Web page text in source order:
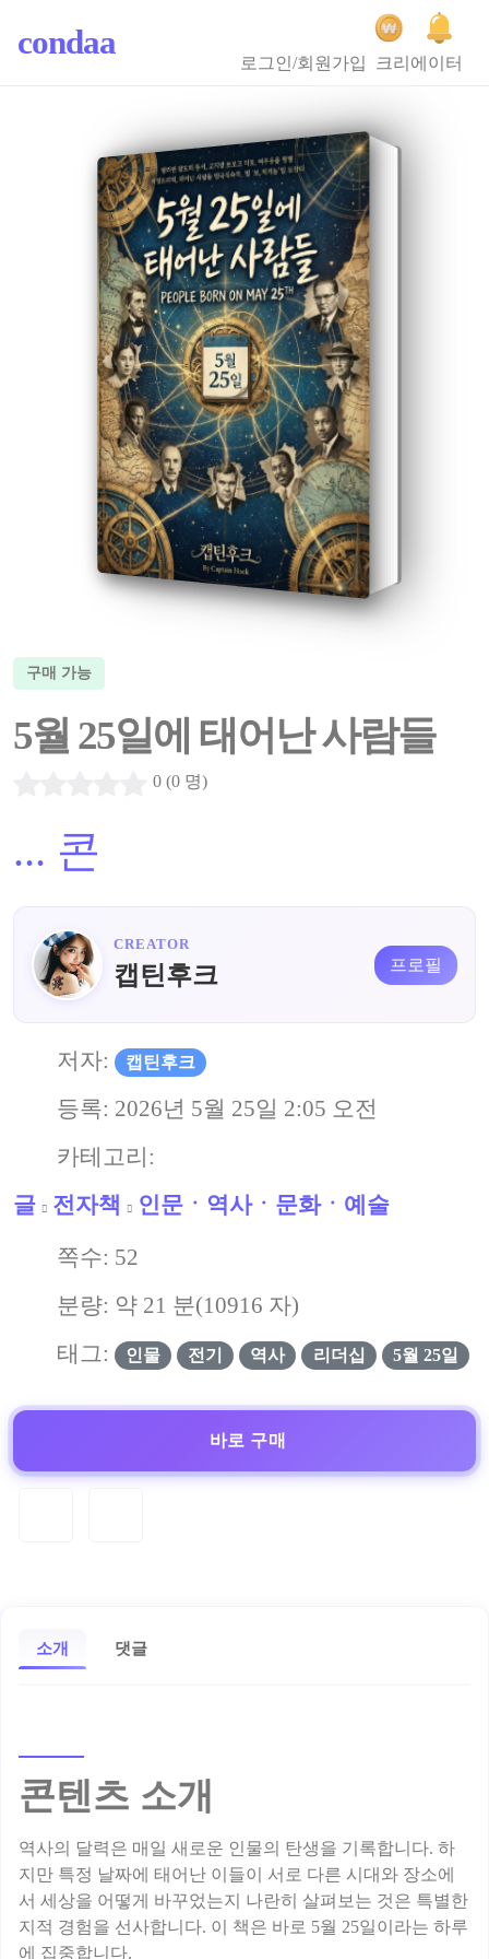
condaa
로그인/회원가입 크리에이터
구매 가능
5월 25일에 태어난 사람들
0 (0 명)
... 콘
CREATOR
캡틴후크 프로필
저자: 캡틴후크
등록: 2026년 5월 25일 2:05 오전
카테고리:
글
전자책 인문ㆍ역사ㆍ문화ㆍ예술
쪽수: 52
분량: 약 21 분(10916 자)
태그:
인물 전기 역사 리더십 5월 25일
바로 구매
소개 댓글
콘텐츠 소개
역사의 달력은 매일 새로운 인물의 탄생을 기록합니다. 하
지만 특정 날짜에 태어난 이들이 서로 다른 시대와 장소에
서 세상을 어떻게 바꾸었는지 나란히 살펴보는 것은 특별한
지적 경험을 선사합니다. 이 책은 바로 5월 25일이라는 하루
에 집중합니다.